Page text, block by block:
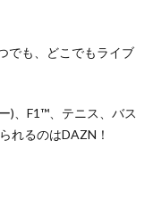
でも、どこでもライブ
)、F1™️、テニス、バス
れるのはDAZN！